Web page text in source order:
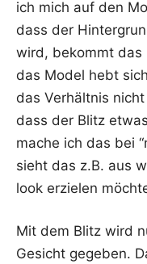
ich mich auf den
dass der
wird, bekommt das
das Model hebt
das Ver­hält­nis
dass der Blitz
mache ich das bei
sieht das z.B. aus
look erzie­len
Mit dem Blitz wird
Gesicht gege­ben.